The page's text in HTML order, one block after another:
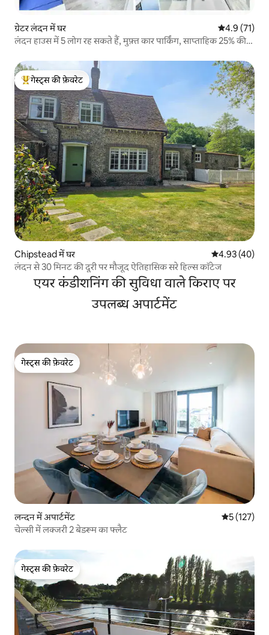
ग्रेटर लंदन में घर औसत रेटिंग 5
4.9 (71)
लंदन हाउस में 5 लोग रह सकते हैं, मुफ़्त कार पार्किंग, साप्ताहिक 25% की
गेस्ट्स का टॉप फ़ेवरेट
गेस्ट्स की फ़ेवरेट
Chipstead में घर औसत रेटिंग 5 में
4.93 (40)
लंदन से 30 मिनट की दूरी पर मौजूद ऐतिहासिक सरे हिल्स कॉटेज
एयर कंडीशनिंग की सुविधा वाले किराए पर
उपलब्ध अपार्टमेंट
गेस्ट्स की फ़ेवरेट
गेस्ट्स की फ़ेवरेट
लन्दन में अपार्टमेंट औसत रेटिंग 5
5 (127)
चेल्सी में लक्जरी 2 बेडरूम का फ्लैट
गेस्ट्स की फ़ेवरेट
गेस्ट्स की फ़ेवरेट